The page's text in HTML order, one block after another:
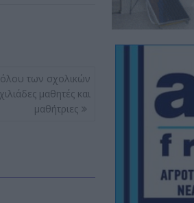
των σχολικών
μαθητές και
μαθήτριες